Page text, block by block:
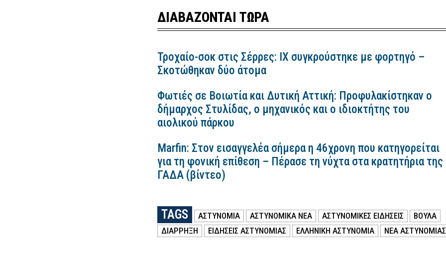
ΔΙΑΒΑΖΟΝΤΑΙ ΤΩΡΑ
Τροχαίο-σοκ στις Σέρρες: ΙΧ συγκρούστηκε με φορτηγό –
Σκοτώθηκαν δύο άτομα
Φωτιές σε Βοιωτία και Δυτική Αττική: Προφυλακίστηκαν ο
δήμαρχος Στυλίδας, ο μηχανικός και ο ιδιοκτήτης του
αιολικού πάρκου
Marfin: Στον εισαγγελέα σήμερα η 46χρονη που κατηγορείται
για τη φονική επίθεση – Πέρασε τη νύχτα στα κρατητήρια της
ΓΑΔΑ (βίντεο)
TAGS ΑΣΤΥΝΟΜΙΑ ΑΣΤΥΝΟΜΙΚΑ ΝΕΑ ΑΣΤΥΝΟΜΙΚΕΣ ΕΙΔΗΣΕΙΣ
ΒΟΥΛΑ
ΔΙΑΡΡΗΞΗ
ΕΙΔΗΣΕΙΣ ΑΣΤΥΝΟΜΙΑΣ ΕΛΛΗΝΙΚΗ ΑΣΤΥΝΟΜΙΑ ΝΕΑ ΑΣΤΥΝΟΜΙΑΣ